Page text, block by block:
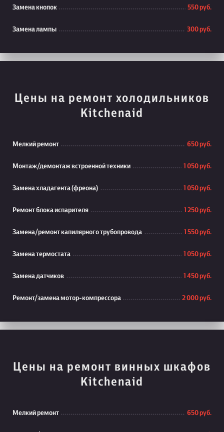
Замена кнопок 550 руб.
Замена лампы 300 руб.
Цены на ремонт холодильников
Kitchenaid
Мелкий ремонт 650 руб.
Монтаж/демонтаж встроенной техники 1 050 руб.
Замена хладагента (фреона) 1 050 руб.
Ремонт блока испарителя 1 250 руб.
Замена/ремонт капилярного трубопровода 1 550 руб.
Замена термостата 1 050 руб.
Замена датчиков 1 450 руб.
Ремонт/замена мотор-компрессора 2 000 руб.
Цены на ремонт винных шкафов
Kitchenaid
Мелкий ремонт 650 руб.